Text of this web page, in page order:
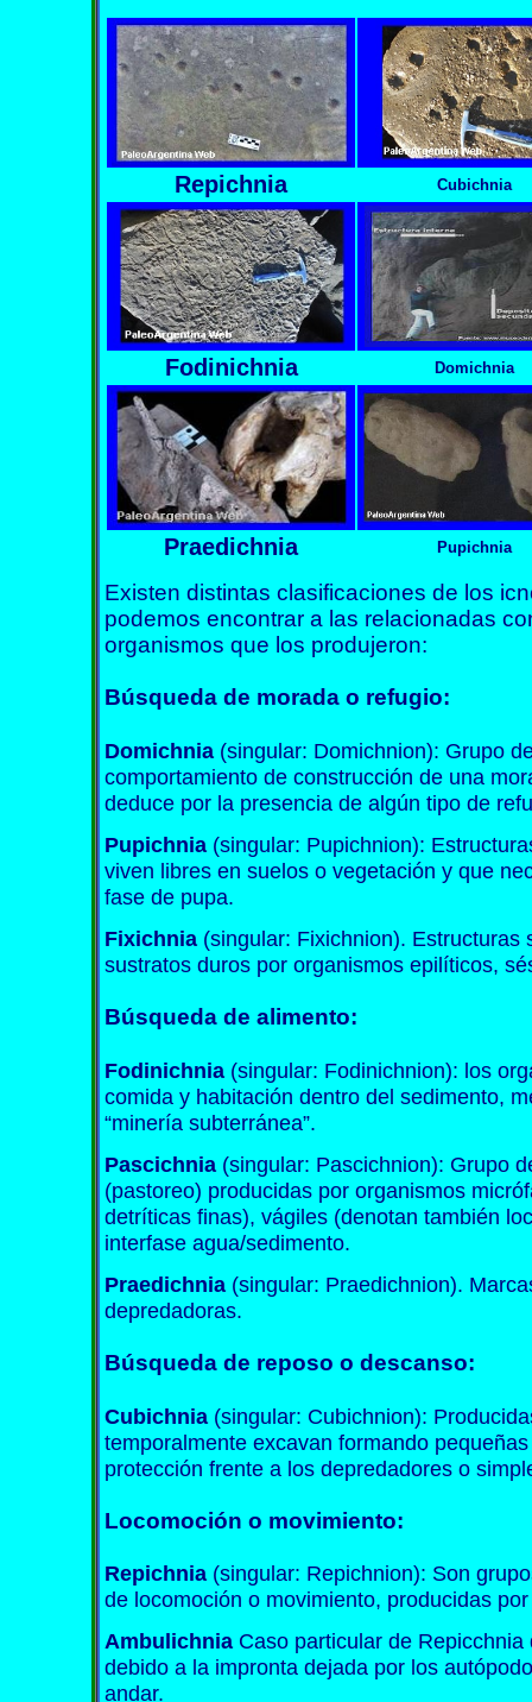
Repichnia Cubichnia
Fodinichnia Domichnia
Praedichnia Pupichnia
Existen distintas clasificaciones de los
podemos encontrar a las relacionadas
organismos que los produjeron:
Búsqueda de morada o refugio:
Domichnia (singular: Domichnion): Grupo
comportamiento de construcción de una
deduce por la presencia de algún tipo de
Pupichnia (singular: Pupichnion):
viven libres en suelos o vegetación y que
fase de pupa.
Fixichnia (singular: Fixichnion). Estructuras
sustratos duros por organismos epilíticos,
Búsqueda de alimento:
Fodinichnia (singular: Fodinichnion): los
comida y habitación dentro del sedimento,
“minería subterránea”.
Pascichnia (singular: Pascichnion): Grupo
(pastoreo) producidas por organismos
detríticas finas), vágiles (denotan también
interfase agua/sedimento.
Praedichnia (singular: Praedichnion).
depredadoras.
Búsqueda de reposo o descanso:
Cubichnia (singular: Cubichnion):
temporalmente excavan formando
protección frente a los depredadores o
Locomoción o movimiento:
Repichnia (singular: Repichnion): Son
de locomoción o movimiento, producidas
Ambulichnia Caso particular de
debido a la impronta dejada por los
andar.